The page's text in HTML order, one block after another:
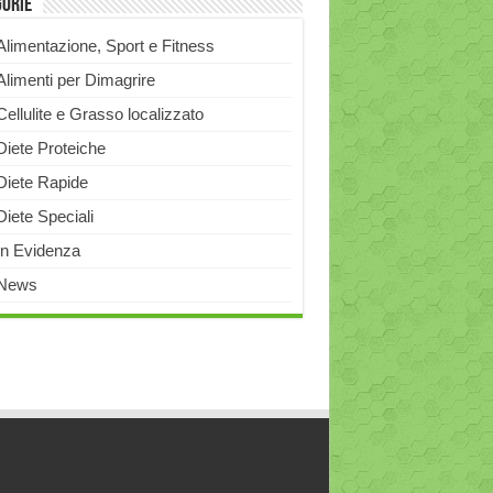
Sport e Fitness
per Dimagrire
e Grasso localizzato
Proteiche
Rapide
Speciali
Evidenza